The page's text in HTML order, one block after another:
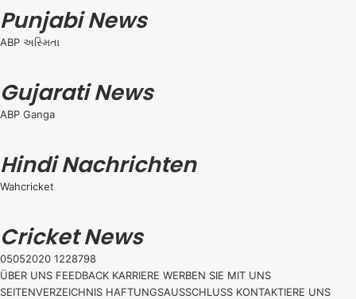
Punjabi News
ABP અસ્મિતા
Gujarati News
ABP Ganga
Hindi Nachrichten
Wahcricket
Cricket News
05052020 1228798
ÜBER UNS FEEDBACK KARRIERE WERBEN SIE MIT UNS
SEITENVERZEICHNIS HAFTUNGSAUSSCHLUSS KONTAKTIERE UNS